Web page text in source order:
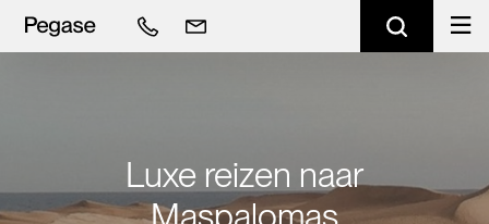
Luxe reizen naar